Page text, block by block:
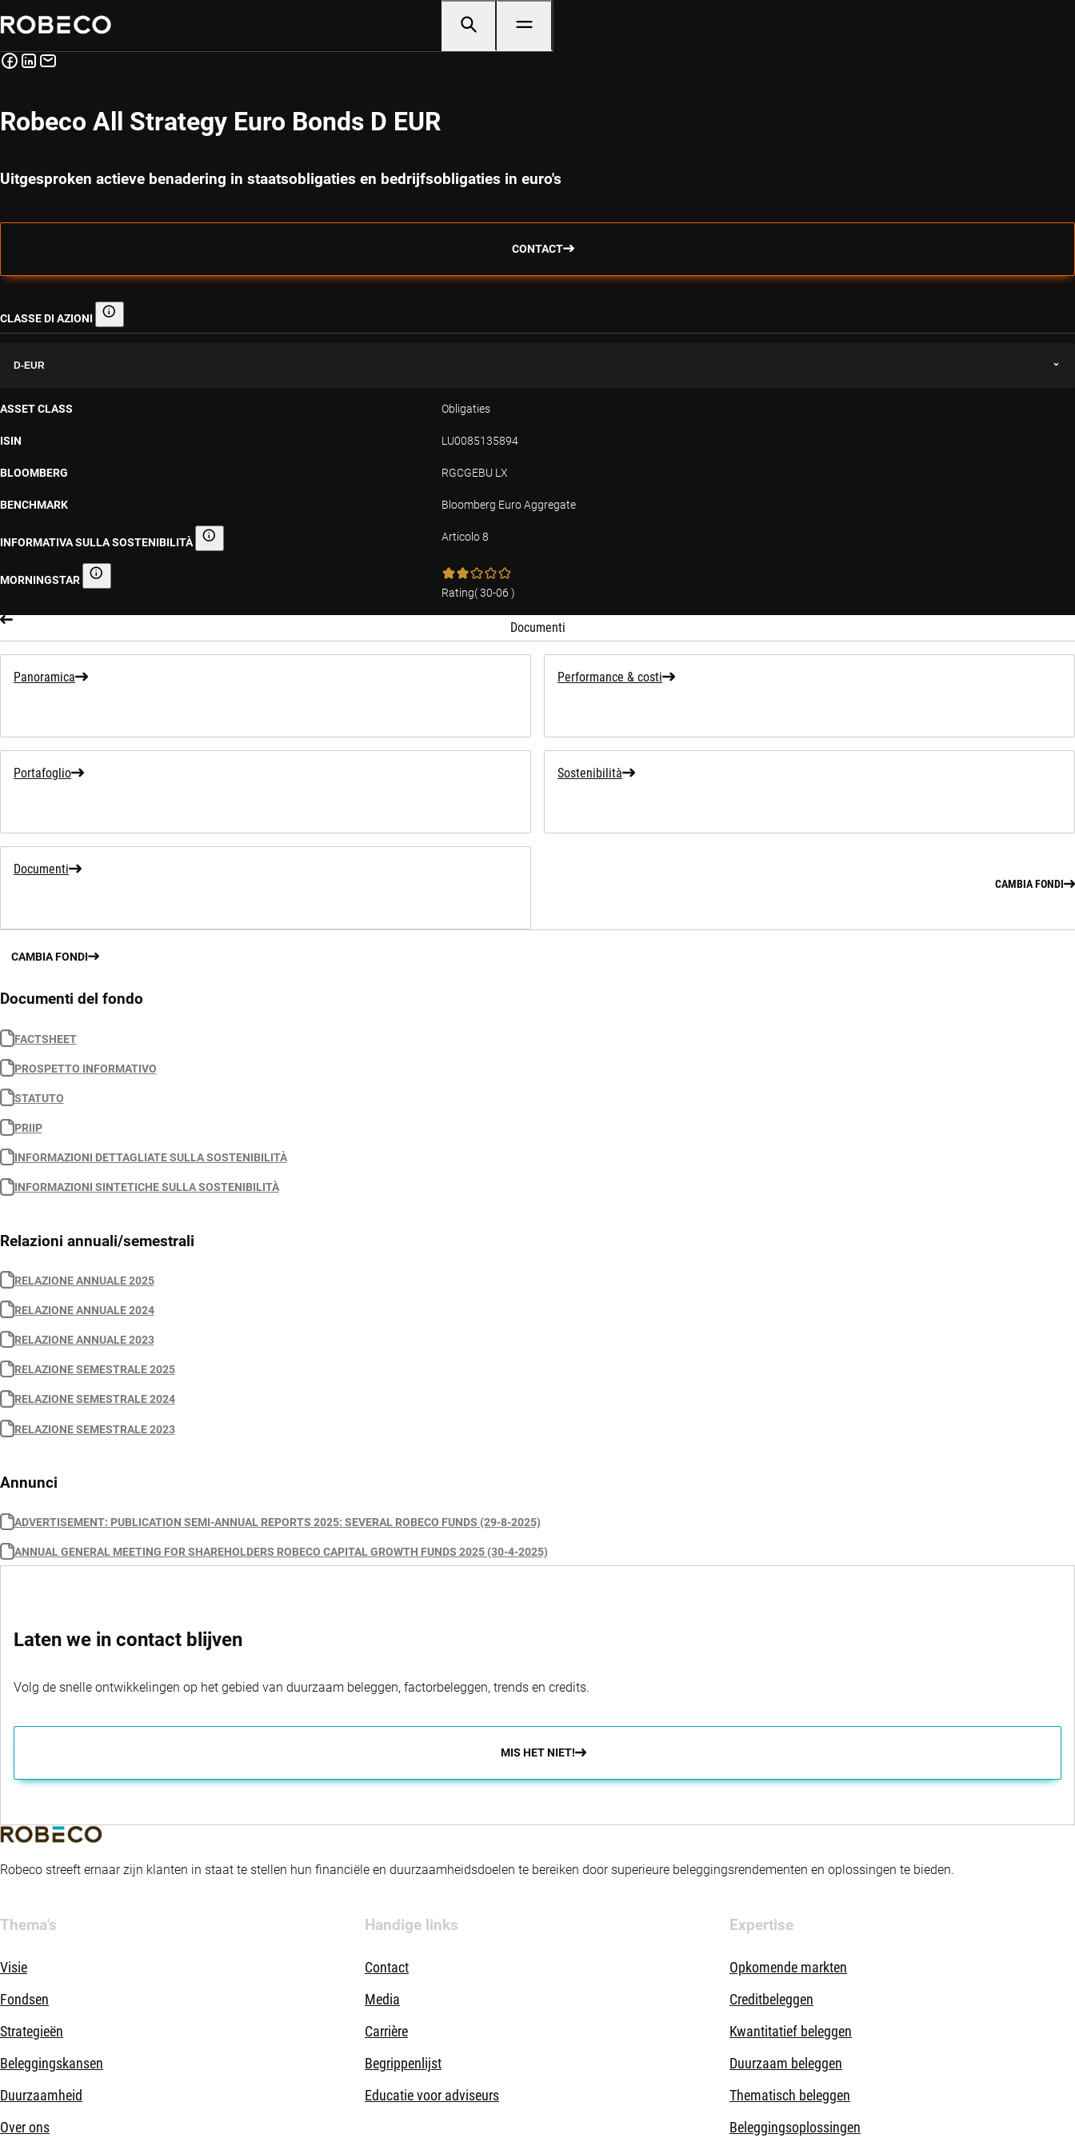
Robeco All Strategy Euro Bonds D EUR
Uitgesproken actieve benadering in staatsobligaties en bedrijfsobligaties in euro's
CONTACT
CLASSE DI AZIONI Classe di azioni
D-EUR
ASSET CLASS Obligaties
ISIN LU0085135894
BLOOMBERG RGCGEBU LX
BENCHMARK Bloomberg Euro Aggregate
INFORMATIVA SULLA SOSTENIBILITÀ Informativa sulla sostenibilità Articolo 8
MORNINGSTAR Morningstar
Rating(30-06 )
Documenti
Panoramica Performance & costi
Portafoglio Sostenibilità
Documenti
CAMBIA FONDI
CAMBIA FONDI
Documenti del fondo
FACTSHEET
PROSPETTO INFORMATIVO
STATUTO
PRIIP
INFORMAZIONI DETTAGLIATE SULLA SOSTENIBILITÀ
INFORMAZIONI SINTETICHE SULLA SOSTENIBILITÀ
Relazioni annuali/semestrali
RELAZIONE ANNUALE 2025
RELAZIONE ANNUALE 2024
RELAZIONE ANNUALE 2023
RELAZIONE SEMESTRALE 2025
RELAZIONE SEMESTRALE 2024
RELAZIONE SEMESTRALE 2023
Annunci
ADVERTISEMENT: PUBLICATION SEMI-ANNUAL REPORTS 2025: SEVERAL ROBECO FUNDS (29-8-2025)
ANNUAL GENERAL MEETING FOR SHAREHOLDERS ROBECO CAPITAL GROWTH FUNDS 2025 (30-4-2025)
Laten we in contact blijven
Volg de snelle ontwikkelingen op het gebied van duurzaam beleggen, factorbeleggen, trends en credits.
MIS HET NIET!
Robeco streeft ernaar zijn klanten in staat te stellen hun financiële en duurzaamheidsdoelen te bereiken door superieure beleggingsrendementen en oplossingen te bieden.
Thema's
Visie
Fondsen
Strategieën
Beleggingskansen
Duurzaamheid
Over ons
Handige links
Contact
Media
Carrière
Begrippenlijst
Educatie voor adviseurs
Expertise
Opkomende markten
Creditbeleggen
Kwantitatief beleggen
Duurzaam beleggen
Thematisch beleggen
Beleggingsoplossingen